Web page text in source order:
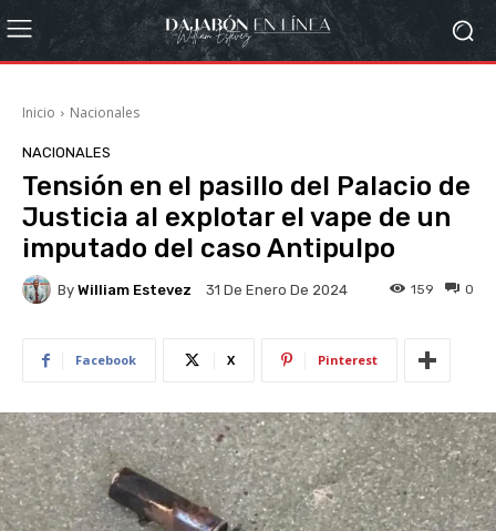
Inicio Nacionales
NACIONALES
Tensión en el pasillo del Palacio de
Justicia al explotar el vape de un
imputado del caso Antipulpo
By William Estevez 31 De Enero De 2024 0
159
Facebook X Pinterest